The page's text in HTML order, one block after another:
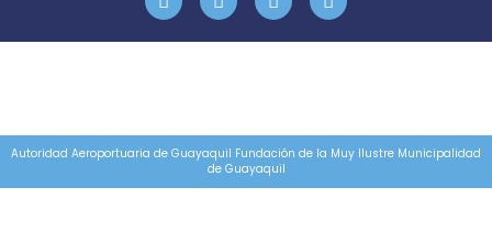
Autoridad Aeroportuaria de Guayaquil Fundación de la Muy Ilustre Municipalidad
de Guayaquil